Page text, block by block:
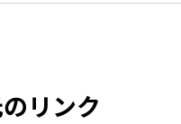
リンク